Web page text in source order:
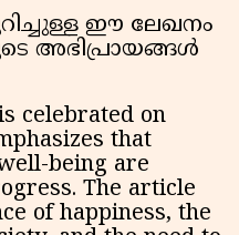
ഈ ലേഖനം
അഭിപ്രായങ്ങൾ
celebrated on
that
being are
The article
of happiness, the